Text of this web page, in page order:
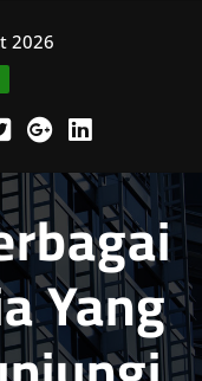
2026
Yang